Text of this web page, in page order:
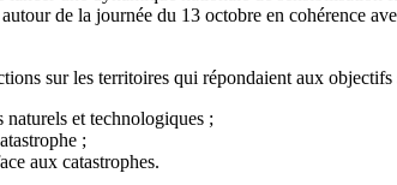
de la journée du 13 octobre en cohérence
sur les territoires qui répondaient aux objectifs
et technologiques ;
;
aux catastrophes.